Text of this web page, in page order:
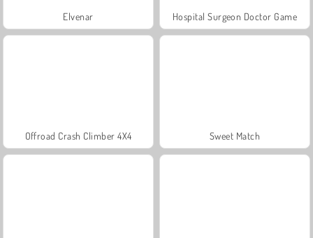
Elvenar Hospital Surgeon Doctor Game
Offroad Crash Climber 4X4 Sweet Match